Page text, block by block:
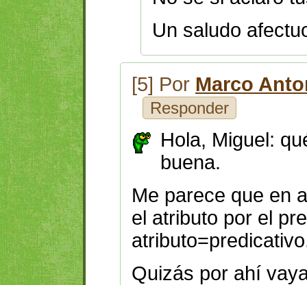
Un saludo
[5] Por Marco
Responder
Hola, Miguel:
buena.
Me parece que en
el atributo por el
Quizás por ahí